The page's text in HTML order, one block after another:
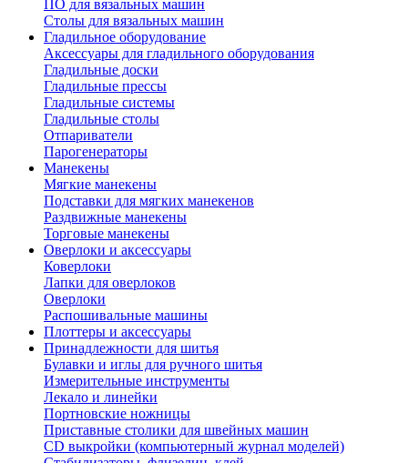
ПО для вязальных машин
Столы для вязальных машин
Гладильное оборудование
Аксессуары для гладильного оборудования
Гладильные доски
Гладильные прессы
Гладильные системы
Гладильные столы
Отпариватели
Парогенераторы
Манекены
Мягкие манекены
Подставки для мягких манекенов
Раздвижные манекены
Торговые манекены
Оверлоки и аксессуары
Коверлоки
Лапки для оверлоков
Оверлоки
Распошивальные машины
Плоттеры и аксессуары
Принадлежности для шитья
Булавки и иглы для ручного шитья
Измерительные инструменты
Лекало и линейки
Портновские ножницы
Приставные столики для швейных машин
СD выкройки (компьютерный журнал моделей)